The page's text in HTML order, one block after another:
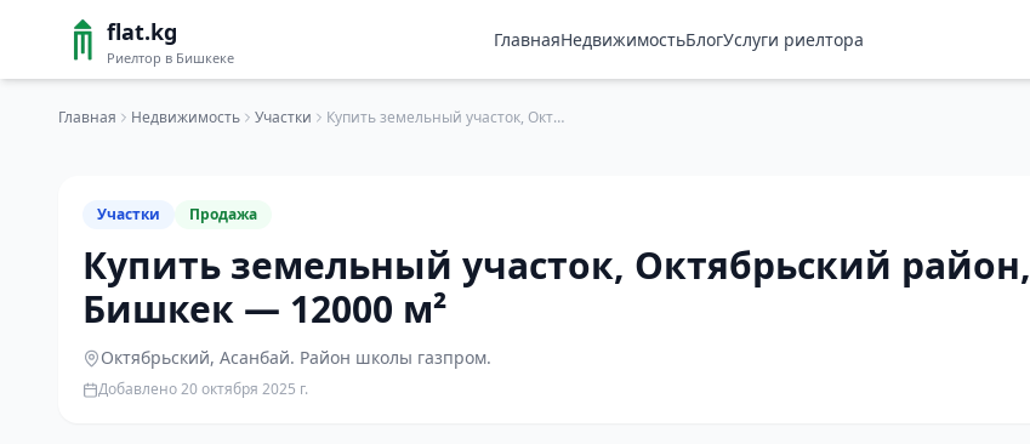
flat.kg
Риелтор в Бишкеке
ГлавнаяНедвижимостьБлогУслуги риелтора
Главная Недвижимость Участки Купить земельный участок, Октябрьский район, Бишкек — 12000 м²
Участки
Продажа
Купить земельный участок, Октябрьский район,
Бишкек — 12000 м²
Октябрьский, Асанбай. Район школы газпром.
Добавлено20 октября 2025 г.